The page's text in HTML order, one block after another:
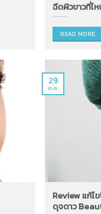
ฉีดผิวขาวที่ไ
READ MORE
Review แก้
ดุจดาว
29
ต.ค.